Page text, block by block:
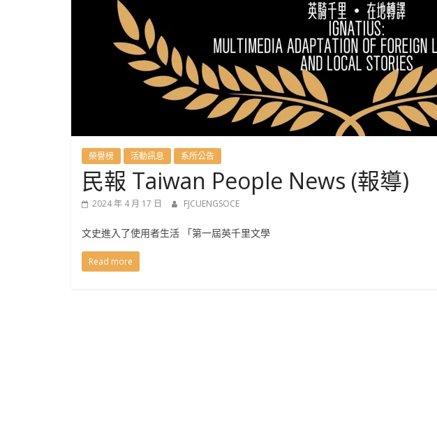
修
學
士
班
榮譽榜 活動訊息 系所公告
民報 Taiwan People News (報導)
2024 年 4 月 17 日 FJCUENGSOCE
文史進入了使用者生活 「第一屆英千里文學
Read more